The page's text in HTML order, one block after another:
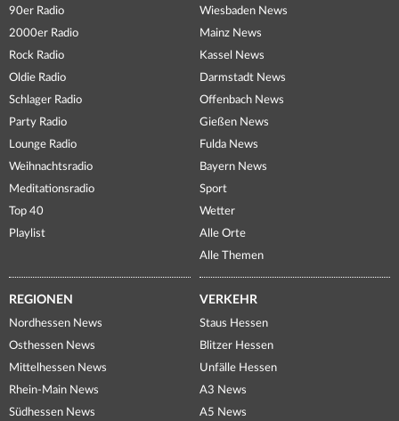
90er Radio
2000er Radio
Rock Radio
Oldie Radio
Schlager Radio
Party Radio
Lounge Radio
Weihnachtsradio
Meditationsradio
Top 40
Playlist
Wiesbaden News
Mainz News
Kassel News
Darmstadt News
Offenbach News
Gießen News
Fulda News
Bayern News
Sport
Wetter
Alle Orte
Alle Themen
REGIONEN
Nordhessen News
Osthessen News
Mittelhessen News
Rhein-Main News
Südhessen News
VERKEHR
Staus Hessen
Blitzer Hessen
Unfälle Hessen
A3 News
A5 News